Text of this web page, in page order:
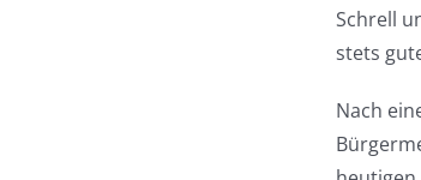
Schrell
stets
Nach